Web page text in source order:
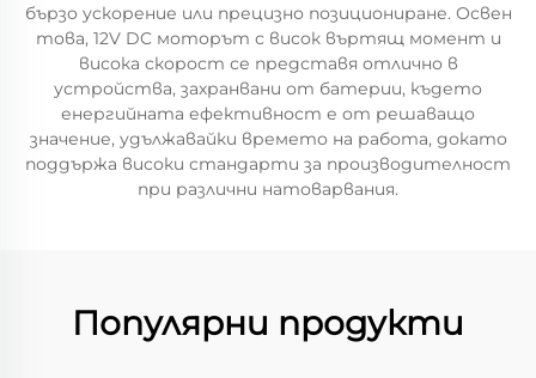
бързо ускорение или прецизно позициониране. Освен
това, 12V DC моторът с висок въртящ момент и
висока скорост се представя отлично в
устройства, захранвани от батерии, където
енергийната ефективност е от решаващо
значение, удължавайки времето на работа, докато
поддържа високи стандарти за производителност
при различни натоварвания.
Популярни продукти